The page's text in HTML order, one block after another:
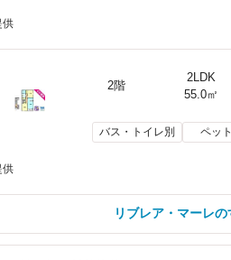
供
2階
2LDK
55.0㎡
バス・トイレ別 ペッ
供
リブレア・マーレ